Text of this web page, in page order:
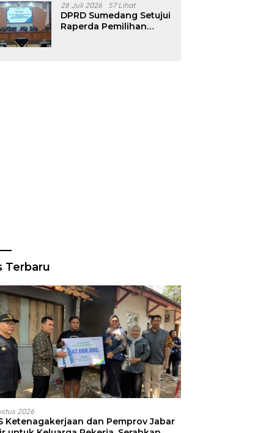
28 Juli 2026 57 Lihat
DPRD Sumedang Setujui
Raperda Pemilihan
Terbaru
2026
Ketenagakerjaan dan Pemprov Jabar